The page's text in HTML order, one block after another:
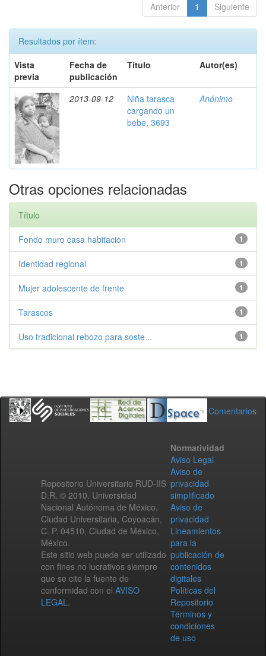
Anterior 1 Siguiente
Resultados por ítem:
Vista
previa
Fecha de
publicación
Título Autor(es)
2013-09-12
Niña tarasca
cargando un
bebe, 3693
Anónimo
Otras opciones relacionadas
Título
1
Fondo muro casa habitacion
1
Identidad regional
1
Mujer adolescente de frente
1
Tarascos
1
Uso tradicional rebozo para soste...
Comentarios
Repositorio Universitario RUD-IIS
D.R. © 2010. Universidad
Nacional Autónoma de México.
Ciudad Universitaria, Coyoacán,
C. P. 04510, Ciudad de México,
México.
Este sitio web puede ser utilizado
con fines no lucrativos siempre
que se cite la fuente de
conformidad con el AVISO
LEGAL.
Normatividad
Aviso Legal
Aviso de
privacidad
simplificado
Aviso de
privacidad
Lineamientos
para la
publicación de
contenidos
digitales
Políticas del
Repositorio
Términos y
condiciones
de uso